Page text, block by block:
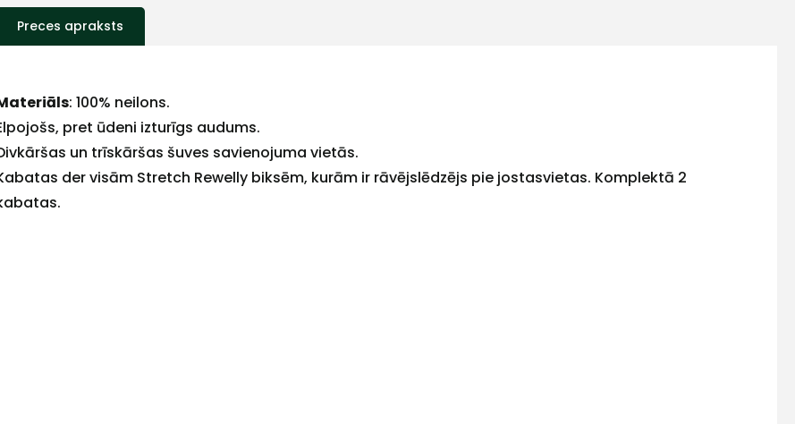
Preces apraksts
: 100% neilons.
pret ūdeni izturīgs audums.
un trīskāršas šuves savienojuma vietās.
der visām Stretch Rewelly biksēm, kurām ir rāvējslēdzējs pie jostasvietas. Komplektā 2